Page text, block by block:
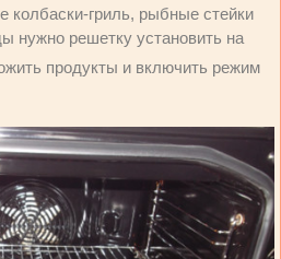
колбаски-гриль, рыбные стейки
нужно решетку установить на
продукты и включить режим